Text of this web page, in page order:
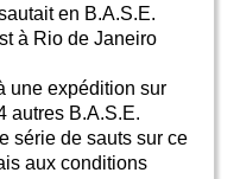
en B.A.S.E.
à Rio de Janeiro
une expédition sur
autres B.A.S.E.
série de sauts sur ce
aux conditions